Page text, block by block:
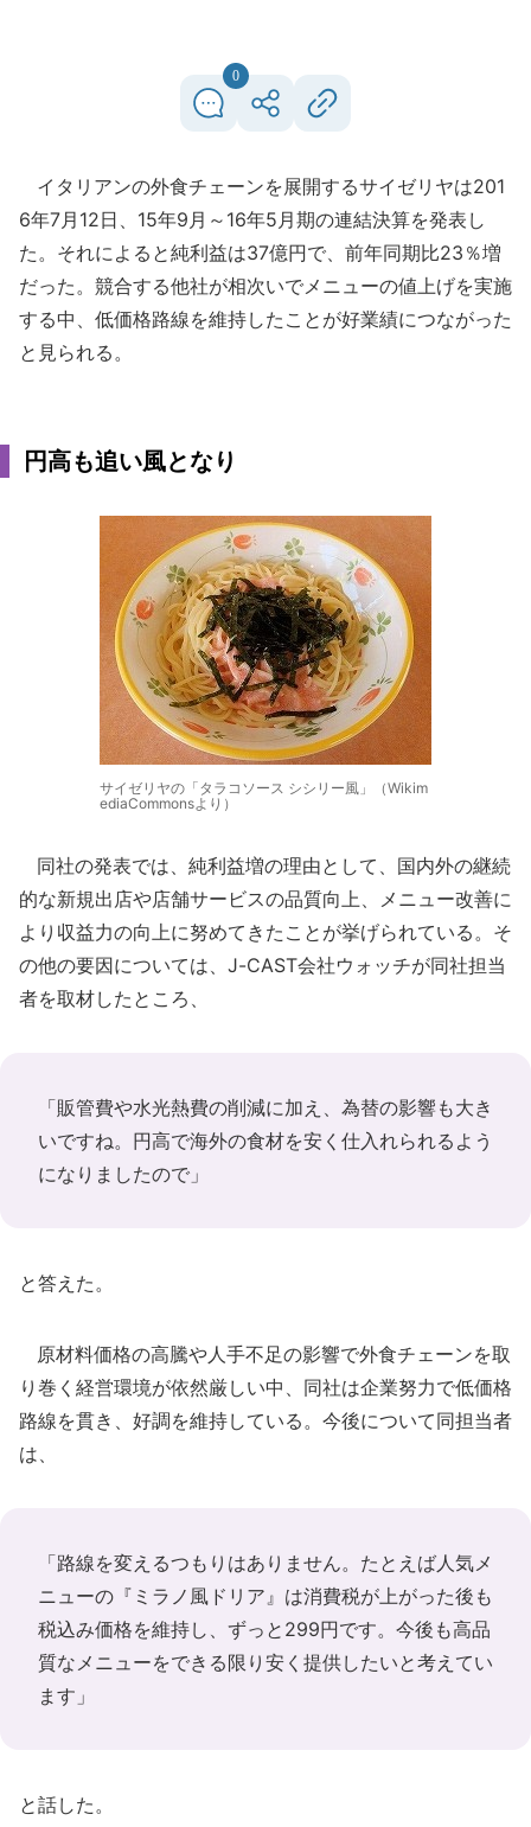
0
イタリアンの外食チェーンを展開するサイゼリヤは201
6年7月12日、15年9月～16年5月期の連結決算を発表し
た。それによると純利益は37億円で、前年同期比23％増
だった。競合する他社が相次いでメニューの値上げを実施
する中、低価格路線を維持したことが好業績につながった
と見られる。
円高も追い風となり
サイゼリヤの「タラコソース シシリー風」（Wikim
ediaCommonsより）
同社の発表では、純利益増の理由として、国内外の継続
的な新規出店や店舗サービスの品質向上、メニュー改善に
より収益力の向上に努めてきたことが挙げられている。そ
の他の要因については、J-CAST会社ウォッチが同社担当
者を取材したところ、
「販管費や水光熱費の削減に加え、為替の影響も大き
いですね。円高で海外の食材を安く仕入れられるよう
になりましたので」
と答えた。
原材料価格の高騰や人手不足の影響で外食チェーンを取
り巻く経営環境が依然厳しい中、同社は企業努力で低価格
路線を貫き、好調を維持している。今後について同担当者
は、
「路線を変えるつもりはありません。たとえば人気メ
ニューの『ミラノ風ドリア』は消費税が上がった後も
税込み価格を維持し、ずっと299円です。今後も高品
質なメニューをできる限り安く提供したいと考えてい
ます」
と話した。